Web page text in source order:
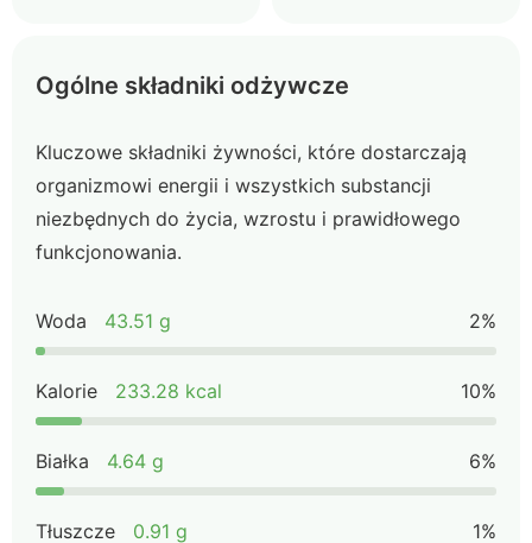
Ogólne składniki odżywcze
Kluczowe składniki żywności, które dostarczają
organizmowi energii i wszystkich substancji
niezbędnych do życia, wzrostu i prawidłowego
funkcjonowania.
Woda 43.51 g 2%
Kalorie 233.28 kcal 10%
Białka 4.64 g 6%
Tłuszcze 0.91 g 1%